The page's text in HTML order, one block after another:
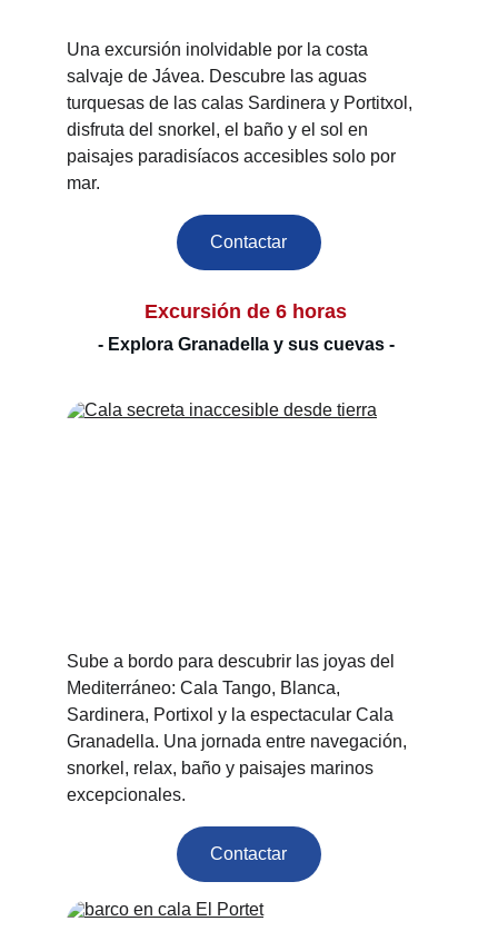
Una excursión inolvidable por la costa
salvaje de Jávea. Descubre las aguas
turquesas de las calas Sardinera y Portitxol,
disfruta del snorkel, el baño y el sol en
paisajes paradisíacos accesibles solo por
mar.
Sube a bordo para descubrir las joyas del
Mediterráneo: Cala Tango, Blanca,
Sardinera, Portixol y la espectacular Cala
Granadella. Una jornada entre navegación,
snorkel, relax, baño y paisajes marinos
excepcionales.
Excursión de 6 horas
- Explora Granadella y sus cuevas -
Contactar
Contactar